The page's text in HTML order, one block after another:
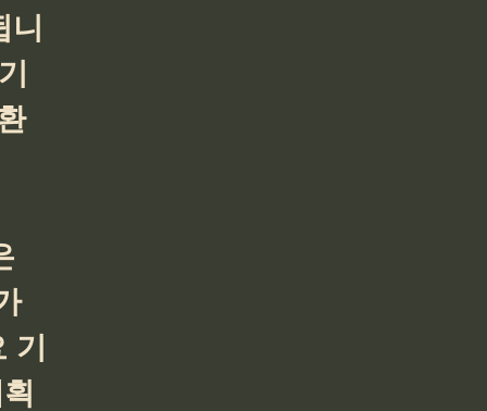
니
기